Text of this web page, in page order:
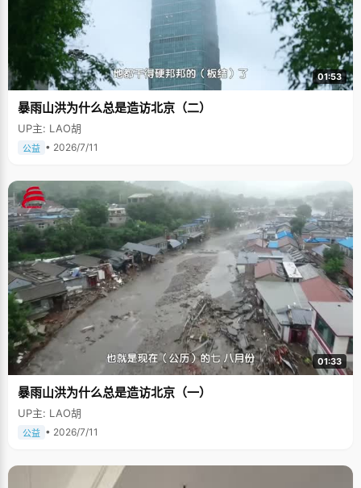
01:53
暴雨山洪为什么总是造访北京（二）
UP主: LAO胡
公益 • 2026/7/11
01:33
暴雨山洪为什么总是造访北京（一）
UP主: LAO胡
公益 • 2026/7/11